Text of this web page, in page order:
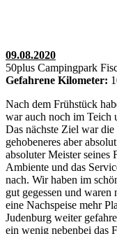
09.08.2020
50plus Campingpark
Gefahrene Kilometer:
Nach dem Frühstück
war auch noch im Teich
Das nächste Ziel war die
gehobeneres aber
absoluter Meister seines
Ambiente und das
nach. Wir haben im
gut gegessen und waren
eine Nachspeise mehr
Judenburg weiter
ein wenig nebenbei das